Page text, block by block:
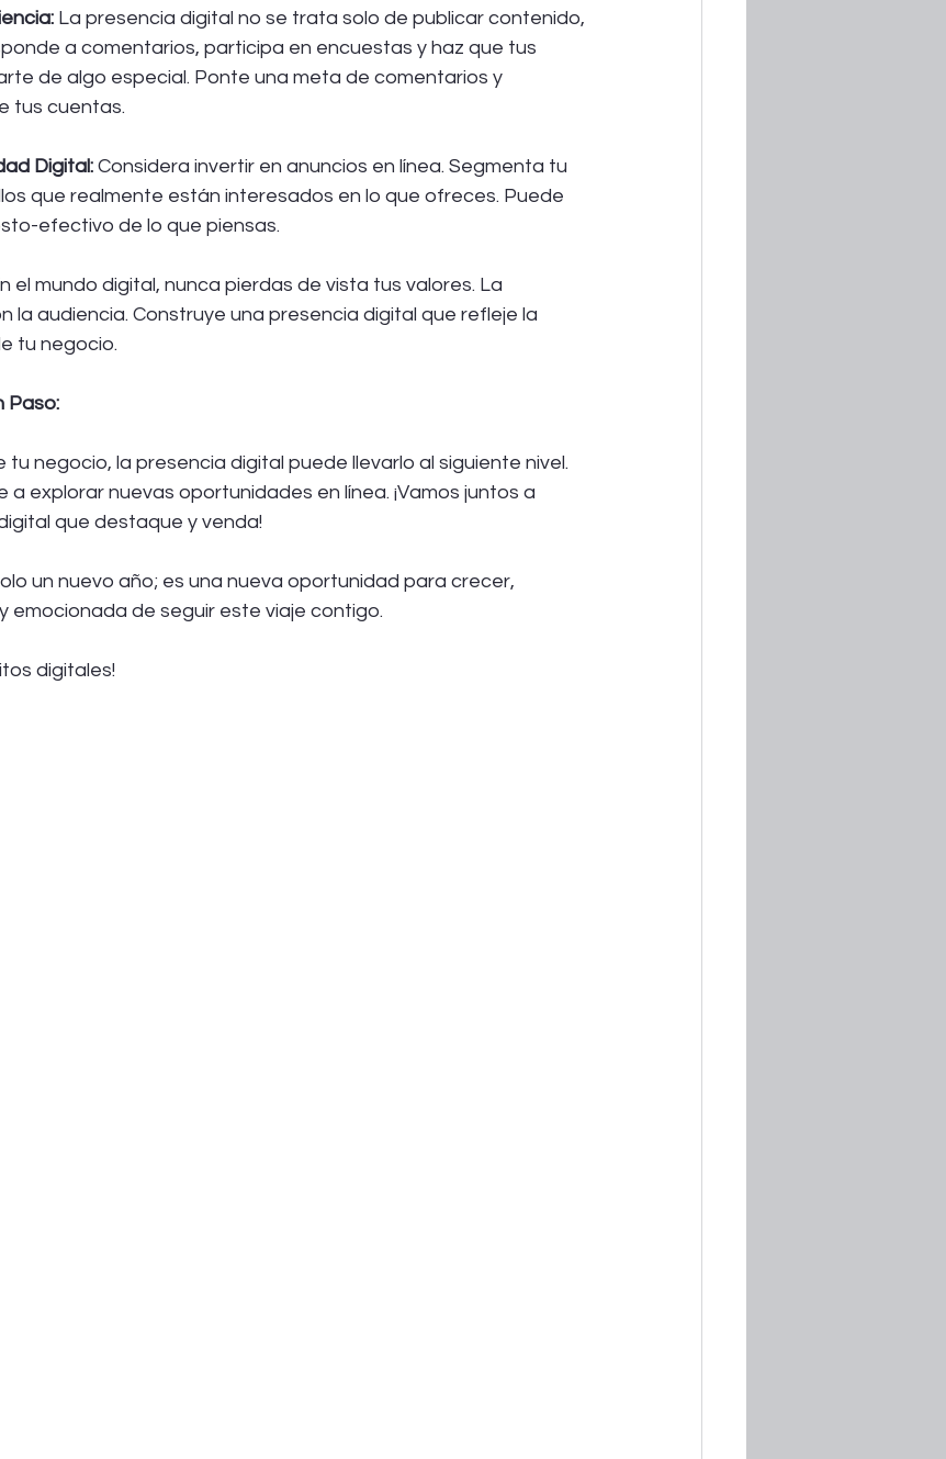
La presencia digital no se trata solo de publicar contenido,
a comentarios, participa en encuestas y haz que tus
de algo especial. Ponte una meta de comentarios y
tus cuentas.
Digital: Considera invertir en anuncios en línea. Segmenta tu
que realmente están interesados en lo que ofreces. Puede
efectivo de lo que piensas.
el mundo digital, nunca pierdas de vista tus valores. La
la audiencia. Construye una presencia digital que refleje la
tu negocio.
Paso:
negocio, la presencia digital puede llevarlo al siguiente nivel.
explorar nuevas oportunidades en línea. ¡Vamos juntos a
que destaque y venda!
un nuevo año; es una nueva oportunidad para crecer,
emocionada de seguir este viaje contigo.
digitales!